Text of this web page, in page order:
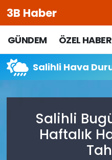
3B Haber
GÜNDEM ÖZEL HABER
Salihli Hava
Salihli
Haftalık
Beypazarı Hava
Beypazarı Trafik
Tüm Manşetler
Son Dakika